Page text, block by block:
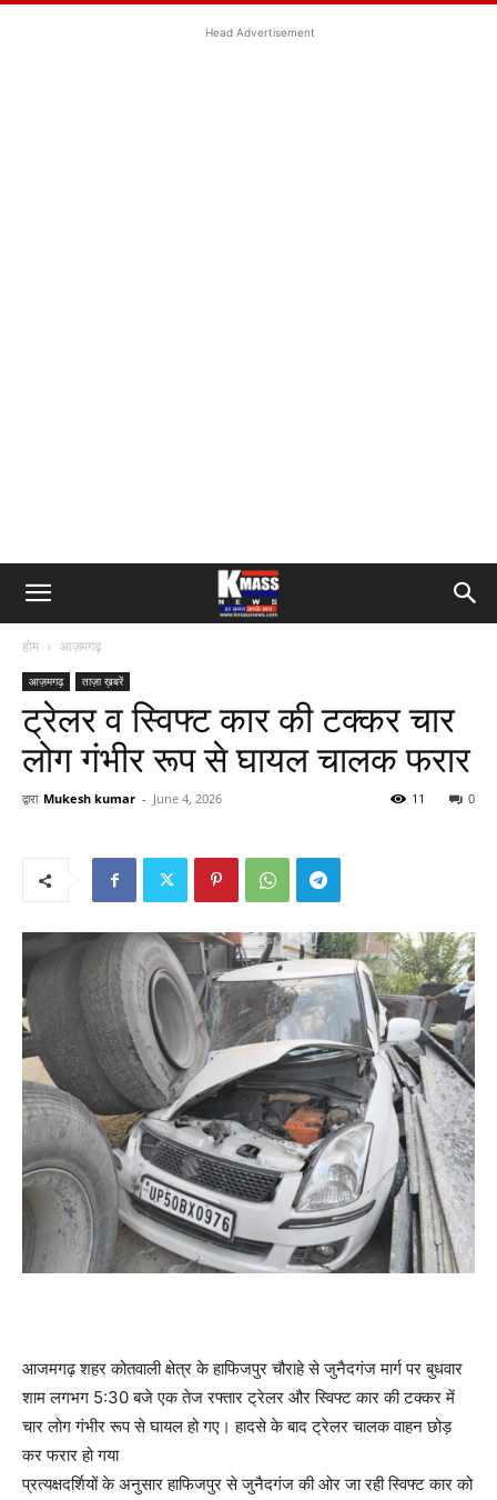
Head Advertisement
होम आज़मगढ़
आज़मगढ़ ताज़ा ख़बरें
ट्रेलर व स्विफ्ट कार की टक्कर चार
लोग गंभीर रूप से घायल चालक फरार
द्वारा Mukesh kumar - June 4, 2026 0
11
आजमगढ़ शहर कोतवाली क्षेत्र के हाफिजपुर चौराहे से जुनैदगंज मार्ग पर बुधवार
शाम लगभग 5:30 बजे एक तेज रफ्तार ट्रेलर और स्विफ्ट कार की टक्कर में
चार लोग गंभीर रूप से घायल हो गए। हादसे के बाद ट्रेलर चालक वाहन छोड़
कर फरार हो गया
प्रत्यक्षदर्शियों के अनुसार हाफिजपुर से जुनैदगंज की ओर जा रही स्विफ्ट कार को